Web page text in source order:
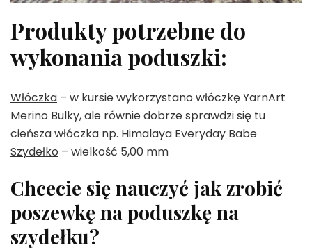
Produkty potrzebne do
wykonania poduszki:
Włóczka – w kursie wykorzystano włóczkę YarnArt
Merino Bulky, ale równie dobrze sprawdzi się tu
cieńsza włóczka np. Himalaya Everyday Babe
Szydełko – wielkość 5,00 mm
Chcecie się nauczyć jak zrobić
poszewkę na poduszkę na
szydełku?